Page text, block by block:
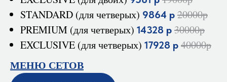
STANDARD (для четверых) 9864 р 20000р
PREMIUM (для четверых) 14328 р 30000р
EXCLUSIVE (для четверых) 17928 р 40000р
МЕНЮ СЕТОВ